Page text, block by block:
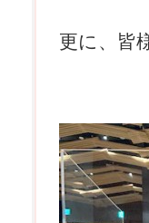
更に、皆